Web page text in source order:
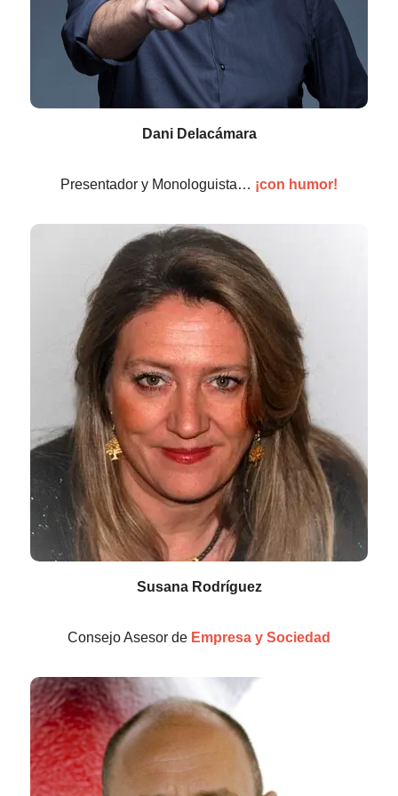
Dani Delacámara
Presentador y Monologuista… ¡con humor!
Susana Rodríguez
Consejo Asesor de Empresa y Sociedad